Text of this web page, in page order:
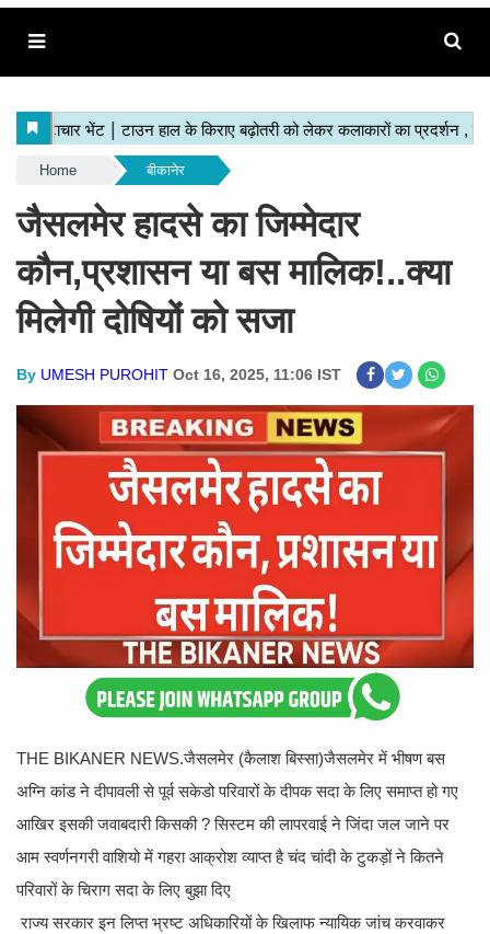
Home बीकानेर
जैसलमेर हादसे का जिम्मेदार
कौन,प्रशासन या बस मालिक!..क्या
मिलेगी दोषियों को सजा
By UMESH PUROHIT Oct 16, 2025, 11:06 IST
THE BIKANER NEWS.जैसलमेर (कैलाश बिस्सा)जैसलमेर में भीषण बस
अग्नि कांड ने दीपावली से पूर्व सकेडो परिवारों के दीपक सदा के लिए समाप्त हो गए
आखिर इसकी जवाबदारी किसकी ? सिस्टम की लापरवाई ने जिंदा जल जाने पर
आम स्वर्णनगरी वाशियो में गहरा आक्रोश व्याप्त है चंद चांदी के टुकड़ों ने कितने
परिवारों के चिराग सदा के लिए बुझा दिए
राज्य सरकार इन लिप्त भ्रष्ट अधिकारियों के खिलाफ न्यायिक जांच करवाकर